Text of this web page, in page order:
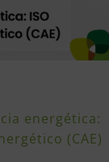
energética:
(CAE)